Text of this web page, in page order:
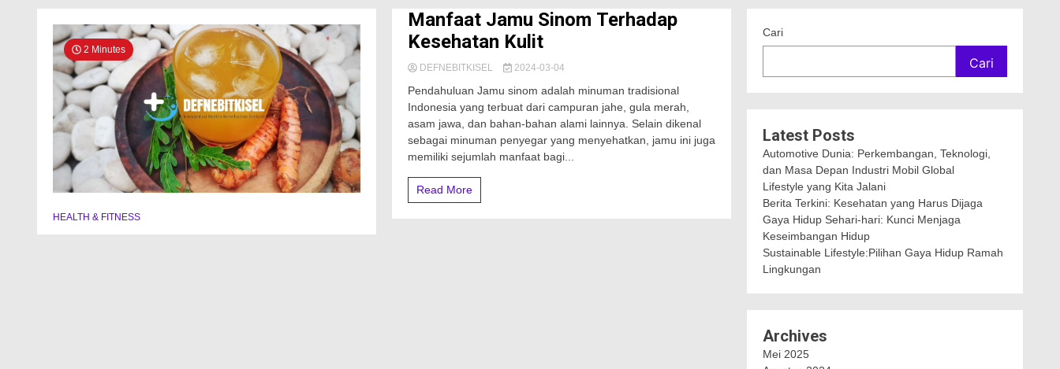
2 Minutes
HEALTH & FITNESS
Manfaat Jamu Sinom Terhadap
Kesehatan Kulit
DEFNEBITKISEL 2024-03-04
Pendahuluan Jamu sinom adalah minuman tradisional
Indonesia yang terbuat dari campuran jahe, gula merah,
asam jawa, dan bahan-bahan alami lainnya. Selain dikenal
sebagai minuman penyegar yang menyehatkan, jamu ini juga
memiliki sejumlah manfaat bagi...
Read More
Cari
Cari
Latest Posts
Automotive Dunia: Perkembangan, Teknologi,
dan Masa Depan Industri Mobil Global
Lifestyle yang Kita Jalani
Berita Terkini: Kesehatan yang Harus Dijaga
Gaya Hidup Sehari-hari: Kunci Menjaga
Keseimbangan Hidup
Sustainable Lifestyle:Pilihan Gaya Hidup Ramah
Lingkungan
Archives
Mei 2025